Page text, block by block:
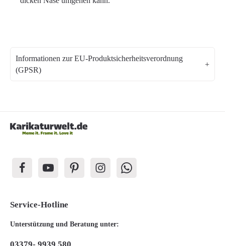
Informationen zur EU-Produktsicherheitsverordnung
(GPSR)
Service-Hotline
Unterstützung und Beratung unter:
03379- 9939 580